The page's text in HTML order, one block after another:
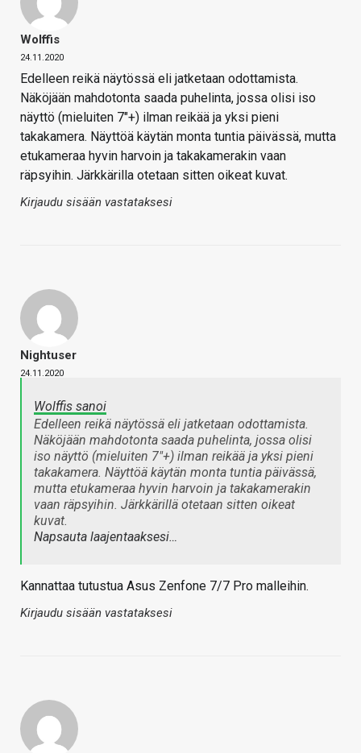
Wolffis
24.11.2020
Edelleen reikä näytössä eli jatketaan odottamista.
Näköjään mahdotonta saada puhelinta, jossa olisi iso
näyttö (mieluiten 7″+) ilman reikää ja yksi pieni
takakamera. Näyttöä käytän monta tuntia päivässä, mutta
etukameraa hyvin harvoin ja takakamerakin vaan
räpsyihin. Järkkärilla otetaan sitten oikeat kuvat.
Kirjaudu sisään vastataksesi
Nightuser
24.11.2020
Wolffis sanoi
Edelleen reikä näytössä eli jatketaan odottamista.
Näköjään mahdotonta saada puhelinta, jossa olisi
iso näyttö (mieluiten 7"+) ilman reikää ja yksi pieni
takakamera. Näyttöä käytän monta tuntia päivässä,
mutta etukameraa hyvin harvoin ja takakamerakin
vaan räpsyihin. Järkkärillä otetaan sitten oikeat
kuvat.
Napsauta laajentaaksesi…
Kannattaa tutustua Asus Zenfone 7/7 Pro malleihin.
Kirjaudu sisään vastataksesi